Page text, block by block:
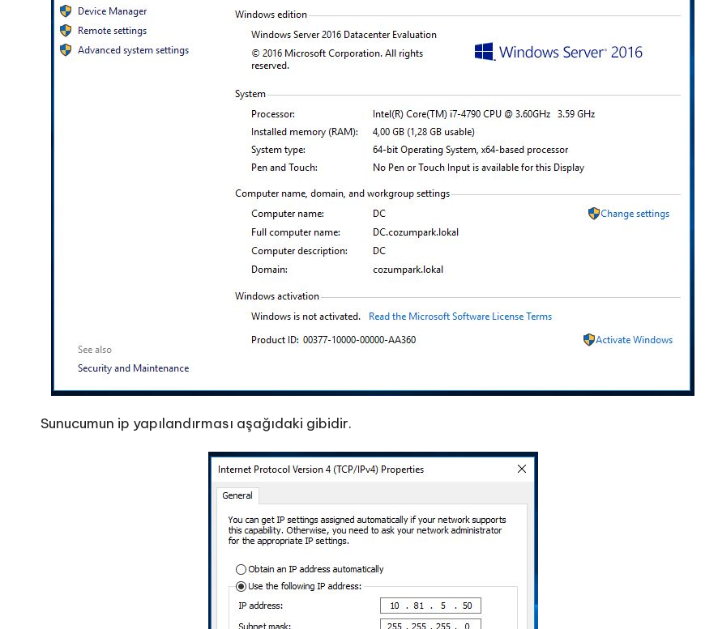
Sunucumun ip yapılandırması aşağıdaki gibidir.